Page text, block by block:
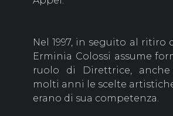
Nel 1997, in seguito al ritiro
Erminia Colossi assume
ruolo di Direttrice,
molti anni le scelte
erano di sua competenza.